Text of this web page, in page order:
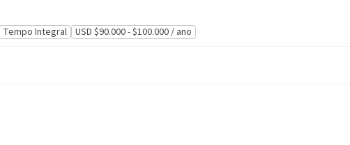
Tempo Integral
USD $90.000 - $100.000 / ano